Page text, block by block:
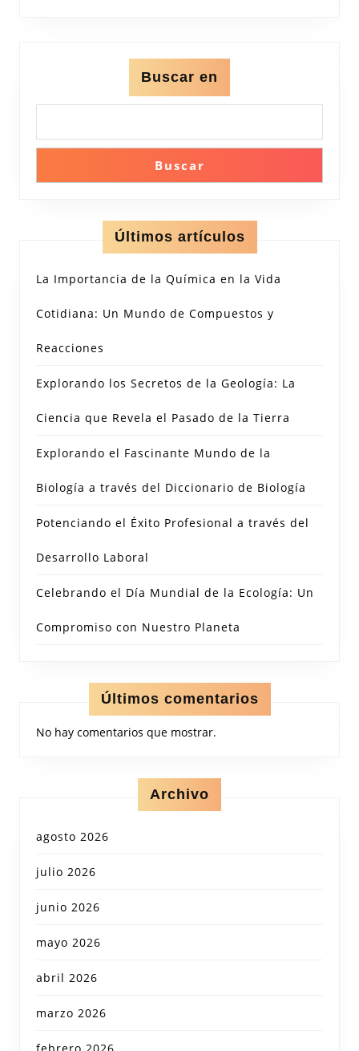
Buscar en
Buscar
Últimos artículos
La Importancia de la Química en la Vida
Cotidiana: Un Mundo de Compuestos y
Reacciones
Explorando los Secretos de la Geología: La
Ciencia que Revela el Pasado de la Tierra
Explorando el Fascinante Mundo de la
Biología a través del Diccionario de Biología
Potenciando el Éxito Profesional a través del
Desarrollo Laboral
Celebrando el Día Mundial de la Ecología: Un
Compromiso con Nuestro Planeta
Últimos comentarios
No hay comentarios que mostrar.
Archivo
agosto 2026
julio 2026
junio 2026
mayo 2026
abril 2026
marzo 2026